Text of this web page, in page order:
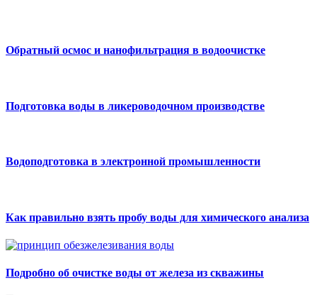
Обратный осмос и нанофильтрация в водоочистке
Подготовка воды в ликероводочном производстве
Водоподготовка в электронной промышленности
Как правильно взять пробу воды для химического анализа
Подробно об очистке воды от железа из скважины